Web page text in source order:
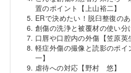
置のポイント【上山裕二】
ERで決めたい！脱臼整復の
創傷の洗浄と被覆材の使い分
口唇や口腔内の外傷【笠原英
軽症外傷の撮像と読影のポ
一】
虐待への対応【野村 悠】